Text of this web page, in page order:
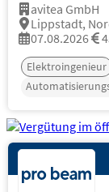
avitea GmbH
Lippstadt,
07.08.2026
Elektroingenieur